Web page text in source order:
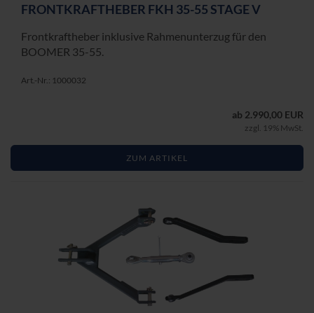
FRONT­KRAFT­HE­BER FKH 35-55 STAGE V
Front­kraft­he­ber in­klu­si­ve Rah­men­un­ter­zug für den
BOO­MER 35-55.
Art.-Nr.: 1000032
ab 2.990,00 EUR
zzgl. 19% MwSt.
ZUM ARTIKEL